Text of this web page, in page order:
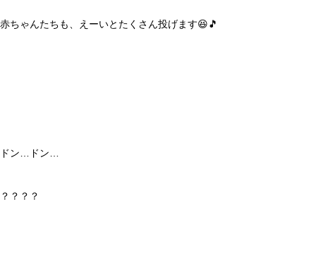
赤ちゃんたちも、えーいとたくさん投げます😆🎵
ドン…ドン…
？？？？